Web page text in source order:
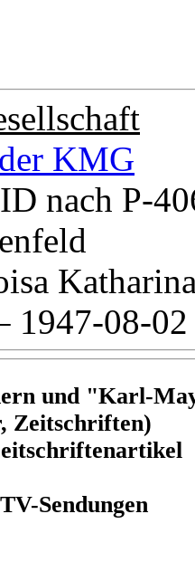
KMG
nach P-
1947-08-02
und "Karl-
Zeitschriften)
Sendungen